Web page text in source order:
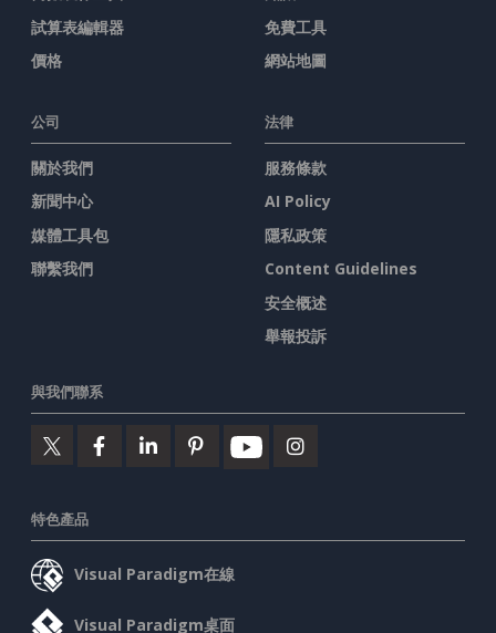
試算表編輯器
價格
免費工具
網站地圖
公司
關於我們
新聞中心
媒體工具包
聯繫我們
法律
服務條款
AI Policy
隱私政策
Content Guidelines
安全概述
舉報投訴
與我們聯系
特色產品
Visual Paradigm在線
Visual Paradigm桌面